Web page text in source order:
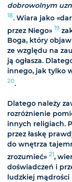
dobrowolnym
18. Wiara jako
przez Niego» 19
Boga, który
ze względu na
ją ogłasza.
innego, jak tylko
20.
Dlatego należy
rozróżnienie
innych religiach.
przez łaskę
do wnętrza
zrozumieć» 21,
doświadczeń i
ludzkiej mądrości